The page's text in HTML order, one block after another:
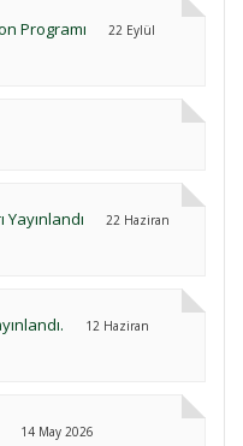
Programı
22 Eylül
22 Haziran
12 Haziran
14 May 2026